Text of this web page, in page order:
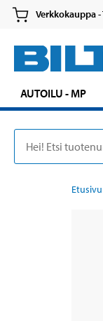
Verkkokauppa
AUTOILU - MP
Etusivu